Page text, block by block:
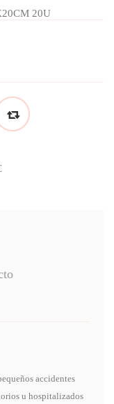
20U
accidentes
u hospitalizados